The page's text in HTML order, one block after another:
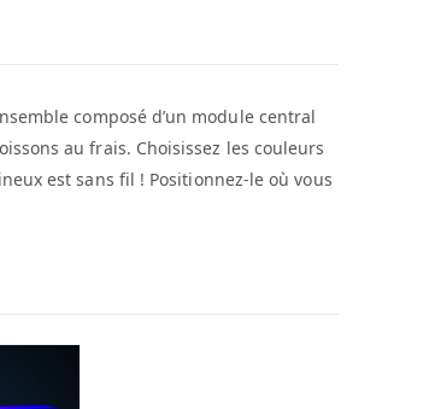
composé d’un module central
au frais. Choisissez les couleurs
est sans fil ! Positionnez-le où vous